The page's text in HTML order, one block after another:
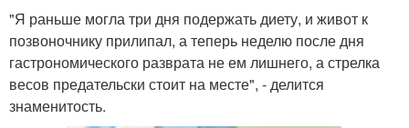
"Я раньше могла три дня подержать диету, и живот к
позвоночнику прилипал, а теперь неделю после дня
гастрономического разврата не ем лишнего, а стрелка
весов предательски стоит на месте", - делится
знаменитость.